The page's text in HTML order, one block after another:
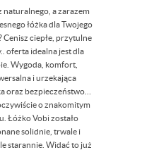
naturalnego, a zarazem
łóżka dla Twojego
Cenisz ciepłe, przytulne
oferta idealna jest dla
Wygoda, komfort,
i urzekająca
oraz bezpieczeństwo…
o znakomitym
Łóżko Vobi zostało
solidnie, trwale i
starannie. Widać to już